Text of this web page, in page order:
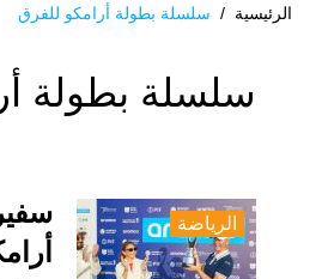
الرئيسية / سلسلة بطولة أرامكو للفرق
الوسم:
أرامكو
للفرق
سلسلة بطولة
الرياضة